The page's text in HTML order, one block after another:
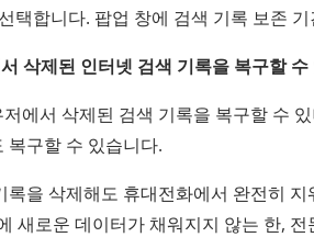
택합니다. 팝업 창에 검색 기록 보존
삭제된 인터넷 검색 기록을 복구할 수
에서 삭제된 검색 기록을 복구할 수
복구할 수 있습니다.
록을 삭제해도 휴대전화에서 완전히
새로운 데이터가 채워지지 않는 한,